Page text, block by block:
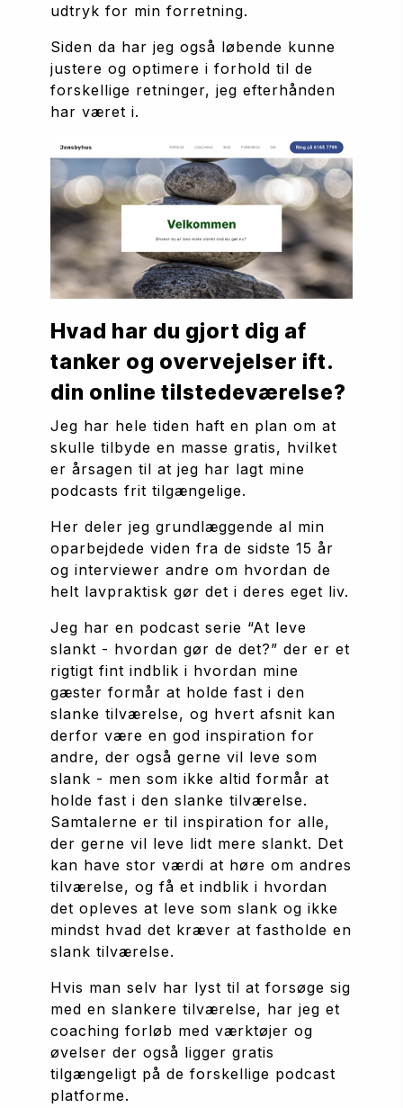
udtryk for min forretning.
Siden da har jeg også løbende kunne
justere og optimere i forhold til de
forskellige retninger, jeg efterhånden
har været i.
Hvad har du gjort dig af
tanker og overvejelser ift.
din online tilstedeværelse?
Jeg har hele tiden haft en plan om at
skulle tilbyde en masse gratis, hvilket
er årsagen til at jeg har lagt mine
podcasts frit tilgængelige.
Her deler jeg grundlæggende al min
oparbejdede viden fra de sidste 15 år
og interviewer andre om hvordan de
helt lavpraktisk gør det i deres eget liv.
Jeg har en podcast serie “At leve
slankt - hvordan gør de det?” der er et
rigtigt fint indblik i hvordan mine
gæster formår at holde fast i den
slanke tilværelse, og hvert afsnit kan
derfor være en god inspiration for
andre, der også gerne vil leve som
slank - men som ikke altid formår at
holde fast i den slanke tilværelse.
Samtalerne er til inspiration for alle,
der gerne vil leve lidt mere slankt. Det
kan have stor værdi at høre om andres
tilværelse, og få et indblik i hvordan
det opleves at leve som slank og ikke
mindst hvad det kræver at fastholde en
slank tilværelse.
Hvis man selv har lyst til at forsøge sig
med en slankere tilværelse, har jeg et
coaching forløb med værktøjer og
øvelser der også ligger gratis
tilgængeligt på de forskellige podcast
platforme.